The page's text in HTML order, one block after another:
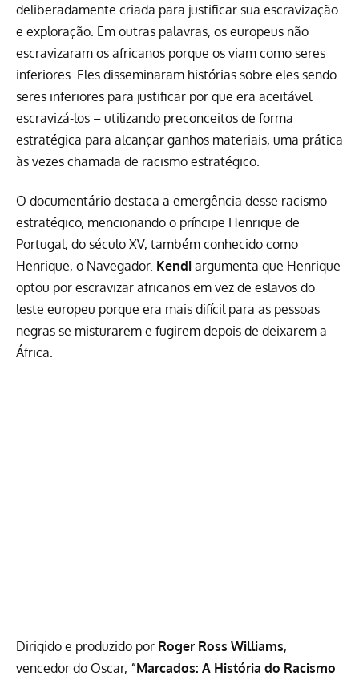
deliberadamente criada para justificar sua escravização
e exploração. Em outras palavras, os europeus não
escravizaram os africanos porque os viam como seres
inferiores. Eles disseminaram histórias sobre eles sendo
seres inferiores para justificar por que era aceitável
escravizá-los – utilizando preconceitos de forma
estratégica para alcançar ganhos materiais, uma prática
às vezes chamada de racismo estratégico.
O documentário destaca a emergência desse racismo
estratégico, mencionando o príncipe Henrique de
Portugal, do século XV, também conhecido como
Henrique, o Navegador. Kendi argumenta que Henrique
optou por escravizar africanos em vez de eslavos do
leste europeu porque era mais difícil para as pessoas
negras se misturarem e fugirem depois de deixarem a
África.
Dirigido e produzido por Roger Ross Williams,
vencedor do Oscar, “Marcados: A História do Racismo